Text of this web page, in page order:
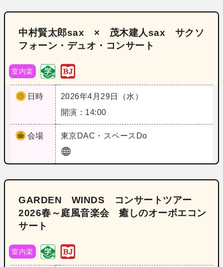
中村賢太郎sax × 茂木建人sax サクソ
フォーン・デュオ・コンサート
室内楽
日時
2026年4月29日（水）
開演：14:00
会場 東京DAC・スペースDo
GARDEN WINDS コンサートツアー
2026春～庭風音楽会 癒しのオーボエコン
サート
室内楽